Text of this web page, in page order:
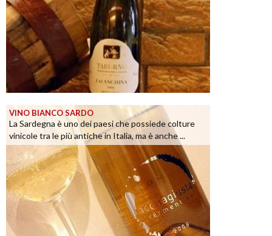
VINO BIANCO SARDO
La Sardegna è uno dei paesi che possiede colture
vinicole tra le più antiche in Italia, ma è anche ...